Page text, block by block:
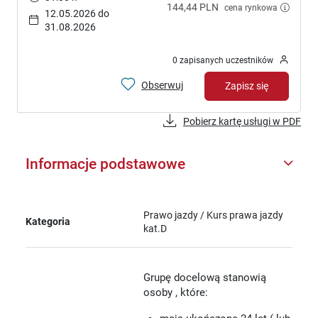
144,44 PLN cena rynkowa
12.05.2026 do
31.08.2026
0 zapisanych uczestników
Obserwuj Zapisz się
Pobierz kartę usługi w PDF
Informacje podstawowe
Kategoria
Prawo jazdy / Kurs prawa jazdy
kat.D
Grupę docelową stanowią
osoby , które: